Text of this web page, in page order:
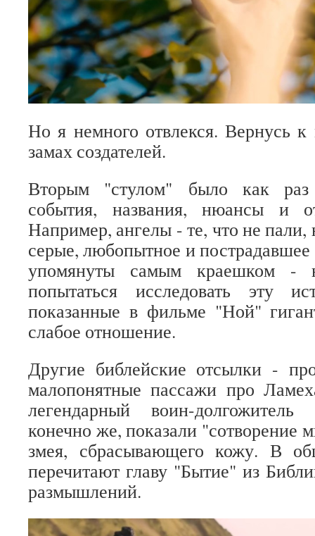
Но я немного отвлекся. Вернусь
замах создателей.
Вторым "стулом" было как раз
события, названия, нюансы и
Например, ангелы - те, что не
серые, любопытное и
упомянуты самым краешком -
попытаться исследовать эту
показанные в фильме "Ной"
слабое отношение.
Другие библейские отсылки -
малопонятные пассажи про
легендарный воин-
конечно же, показали "сотворение
змея, сбрасывающего кожу. В
перечитают главу "Бытие" из
размышлений.